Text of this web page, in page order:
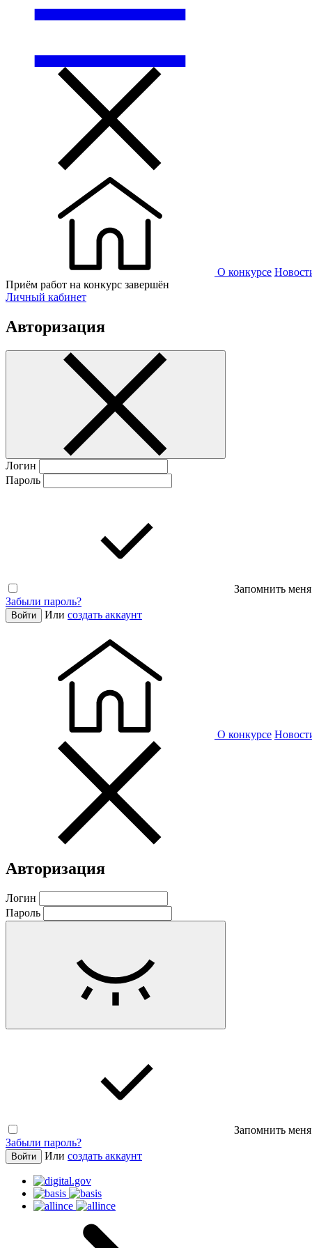
О конкурсе
Приём работ на конкурс завершён
Личный кабинет
Авторизация
Логин
Пароль
Запомнить меня
Забыли пароль?
Войти Или создать аккаунт
О конкурсе
Авторизация
Логин
Пароль
Запомнить меня
Забыли пароль?
Войти Или создать аккаунт